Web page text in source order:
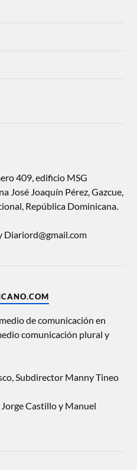
409, edificio MSG
José Joaquín Pérez, Gazcue,
República Dominicana.
Diariord@gmail.com
de comunicación en
comunicación plural y
Subdirector Manny Tineo
Castillo y Manuel